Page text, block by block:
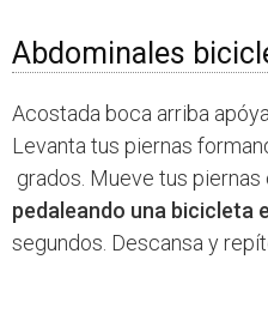
Abdominales
Acostada boca arriba
Levanta tus piernas
grados. Mueve tus
pedaleando una bicicleta
segundos. Descansa y